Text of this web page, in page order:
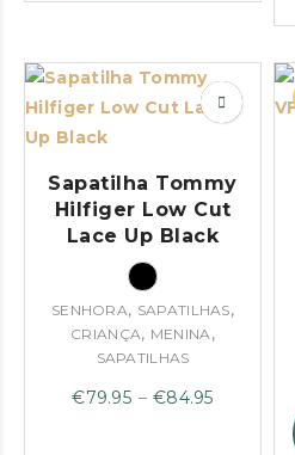
Sapatilha Tommy
Hilfiger Low Cut
Lace Up Black
SENHORA, SAPATILHAS,
CRIANÇA, MENINA,
SAPATILHAS
€79.95 – €84.95Price